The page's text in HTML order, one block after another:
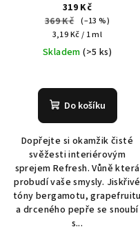
319 Kč
369 Kč (–13 %)
Měrná
cena:
3,19 Kč / 1 ml
Skladem(>5 ks)
Do košíku
Dopřejte si okamžik čisté
svěžesti interiérovým
sprejem Refresh. Vůně která
probudí vaše smysly. Jiskřivé
tóny bergamotu, grapefruitu
a drceného pepře se snoubí
s...